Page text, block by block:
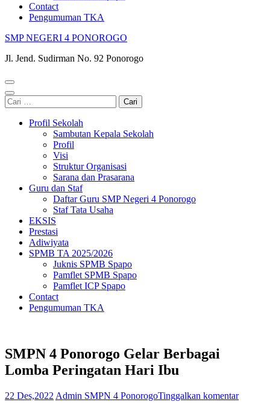
Contact
Pengumuman TKA
SMP NEGERI 4 PONOROGO
Jl. Jend. Sudirman No. 92 Ponorogo
Cari
untuk:
Profil Sekolah
Sambutan Kepala Sekolah
Profil
Visi
Struktur Organisasi
Sarana dan Prasarana
Guru dan Staf
Daftar Guru SMP Negeri 4 Ponorogo
Staf Tata Usaha
EKSIS
Prestasi
Adiwiyata
SPMB TA 2025/2026
Juknis SPMB Spapo
Pamflet SPMB Spapo
Pamflet ICP Spapo
Contact
Pengumuman TKA
SMPN 4 Ponorogo Gelar Berbagai
Lomba Peringatan Hari Ibu
22 Des,2022 Admin SMPN 4 PonorogoTinggalkan komentar